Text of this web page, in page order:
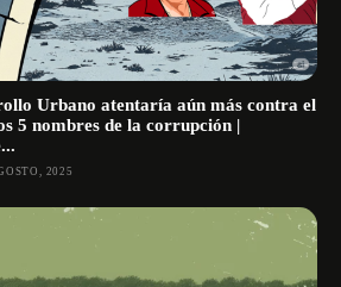
Urbano atentaría aún más contra el
5 nombres de la corrupción |
2025